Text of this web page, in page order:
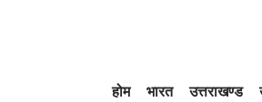
होम भारत उत्तराखण्ड